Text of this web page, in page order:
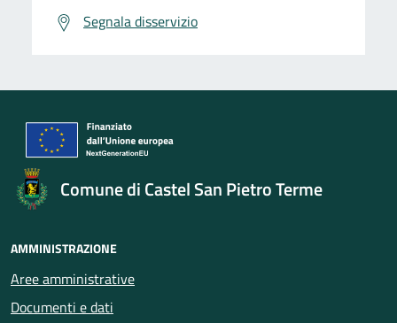
Segnala disservizio
Comune di Castel San Pietro Terme
AMMINISTRAZIONE
Aree amministrative
Documenti e dati